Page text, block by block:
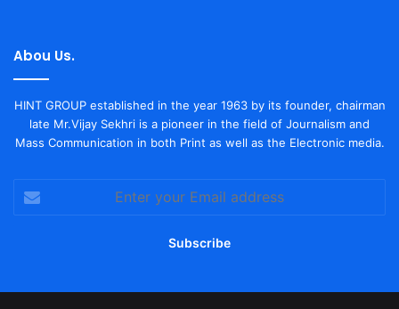
Abou Us.
HINT GROUP established in the year 1963 by its founder, chairman
late Mr.Vijay Sekhri is a pioneer in the field of Journalism and
Mass Communication in both Print as well as the Electronic media.
your